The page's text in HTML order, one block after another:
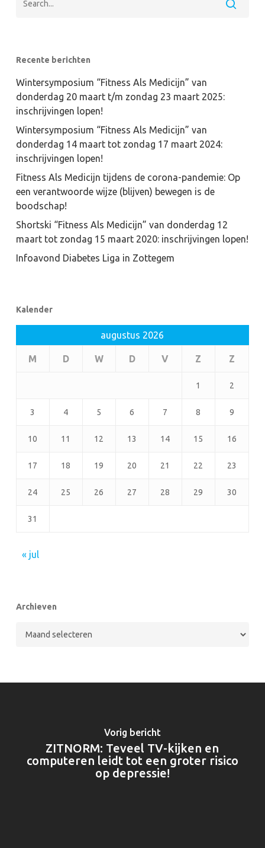
Recente berichten
Wintersymposium “Fitness Als Medicijn” van
donderdag 20 maart t/m zondag 23 maart 2025:
inschrijvingen lopen!
Wintersymposium “Fitness Als Medicijn” van
donderdag 14 maart tot zondag 17 maart 2024:
inschrijvingen lopen!
Fitness Als Medicijn tijdens de corona-pandemie: Op
een verantwoorde wijze (blijven) bewegen is de
boodschap!
Shortski “Fitness Als Medicijn” van donderdag 12
maart tot zondag 15 maart 2020: inschrijvingen lopen!
Infoavond Diabetes Liga in Zottegem
Kalender
augustus 2026
M D W D V Z Z
1 2
3 4 5 6 7 8 9
10 11 12 13 14 15 16
17 18 19 20 21 22 23
24 25 26 27 28 29 30
31
« jul
Archieven
Archieven
Vorig bericht
ZITNORM: Teveel TV-kijken en
computeren leidt tot een groter risico
op depressie!